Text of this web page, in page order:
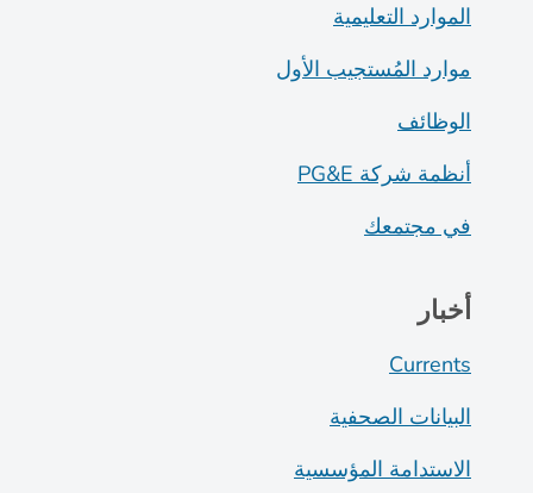
الموارد التعليمية
موارد المُستجيب الأول
الوظائف
أنظمة شركة PG&E
في مجتمعك
أخبار
Currents
البيانات الصحفية
الاستدامة المؤسسية